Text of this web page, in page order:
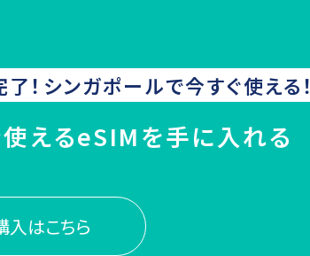
！ シンガポールで今すぐ使える！
えるeSIMを手に入れる
入はこちら